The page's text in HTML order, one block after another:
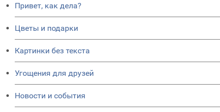
Привет, как дела?
Цветы и подарки
Картинки без текста
Угощения для друзей
Новости и события